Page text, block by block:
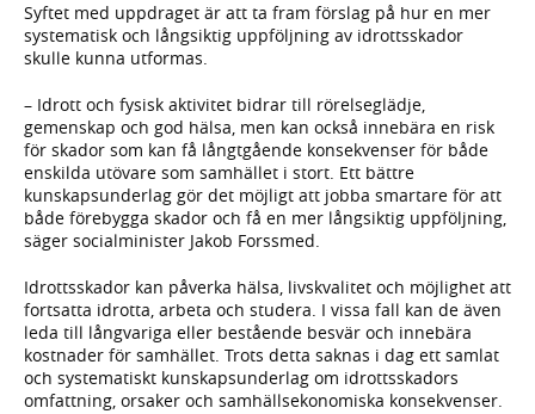
Syftet med uppdraget är att ta fram förslag på hur en mer
systematisk och långsiktig uppföljning av idrottsskador
skulle kunna utformas.
– Idrott och fysisk aktivitet bidrar till rörelseglädje,
gemenskap och god hälsa, men kan också innebära en risk
för skador som kan få långtgående konsekvenser för både
enskilda utövare som samhället i stort. Ett bättre
kunskapsunderlag gör det möjligt att jobba smartare för att
både förebygga skador och få en mer långsiktig uppföljning,
säger socialminister Jakob Forssmed.
Idrottsskador kan påverka hälsa, livskvalitet och möjlighet att
fortsatta idrotta, arbeta och studera. I vissa fall kan de även
leda till långvariga eller bestående besvär och innebära
kostnader för samhället. Trots detta saknas i dag ett samlat
och systematiskt kunskapsunderlag om idrottsskadors
omfattning, orsaker och samhällsekonomiska konsekvenser.